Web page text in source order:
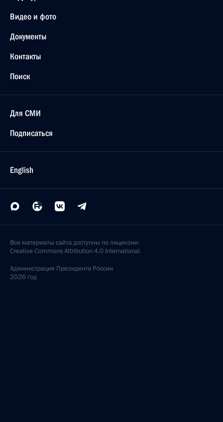
Видео и фото
Документы
Контакты
Поиск
Для СМИ
Подписаться
English
Все материалы сайта доступны по лицензии:
Creative Commons Attribution 4.0 International
Администрация Президента России
2026 год